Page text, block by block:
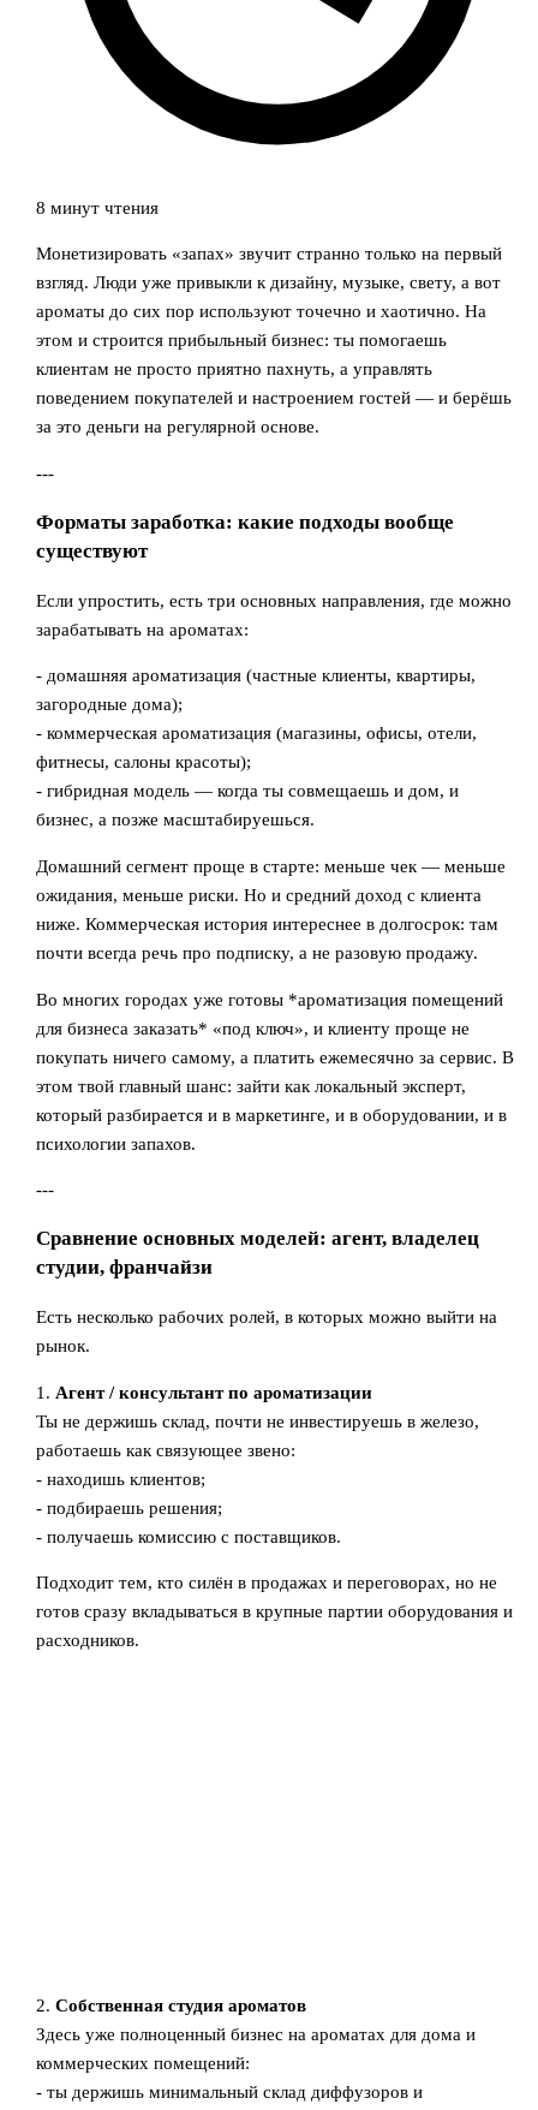
8 минут чтения
Монетизировать «запах» звучит странно только на первый
взгляд. Люди уже привыкли к дизайну, музыке, свету, а вот
ароматы до сих пор используют точечно и хаотично. На
этом и строится прибыльный бизнес: ты помогаешь
клиентам не просто приятно пахнуть, а управлять
поведением покупателей и настроением гостей — и берёшь
за это деньги на регулярной основе.
---
Форматы заработка: какие подходы вообще
существуют
Если упростить, есть три основных направления, где можно
зарабатывать на ароматах:
- домашняя ароматизация (частные клиенты, квартиры,
загородные дома);
- коммерческая ароматизация (магазины, офисы, отели,
фитнесы, салоны красоты);
- гибридная модель — когда ты совмещаешь и дом, и
бизнес, а позже масштабируешься.
Домашний сегмент проще в старте: меньше чек — меньше
ожидания, меньше риски. Но и средний доход с клиента
ниже. Коммерческая история интереснее в долгосрок: там
почти всегда речь про подписку, а не разовую продажу.
Во многих городах уже готовы *ароматизация помещений
для бизнеса заказать* «под ключ», и клиенту проще не
покупать ничего самому, а платить ежемесячно за сервис. В
этом твой главный шанс: зайти как локальный эксперт,
который разбирается и в маркетинге, и в оборудовании, и в
психологии запахов.
---
Сравнение основных моделей: агент, владелец
студии, франчайзи
Есть несколько рабочих ролей, в которых можно выйти на
рынок.
1. Агент / консультант по ароматизации
Ты не держишь склад, почти не инвестируешь в железо,
работаешь как связующее звено:
- находишь клиентов;
- подбираешь решения;
- получаешь комиссию с поставщиков.
Подходит тем, кто силён в продажах и переговорах, но не
готов сразу вкладываться в крупные партии оборудования и
расходников.
2.Собственная студия ароматов
Здесь уже полноценный бизнес на ароматах для дома и
коммерческих помещений:
- ты держишь минимальный склад диффузоров и